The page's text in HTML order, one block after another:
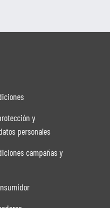
y
personales
campañas y